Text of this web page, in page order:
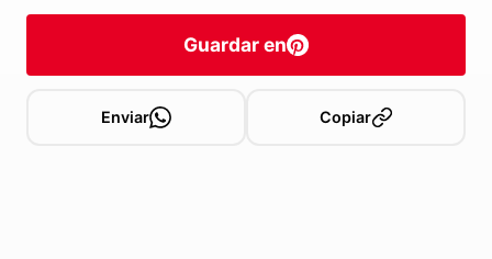
Guardar en
Enviar Copiar